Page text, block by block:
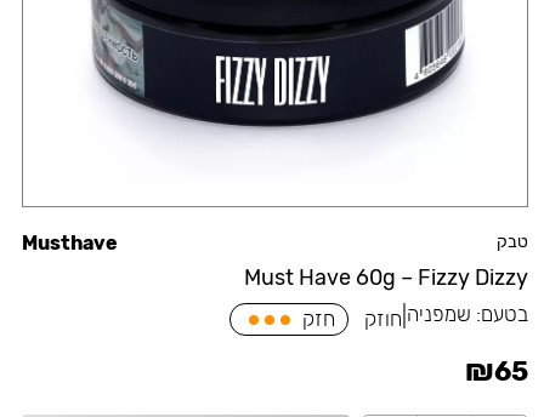
טבק
Must Have 60g – Fizzy Dizzy
Musthave
בטעם: שמפניה חוזק חזק
₪65